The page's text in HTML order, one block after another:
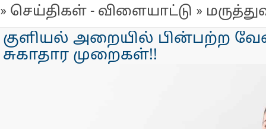
» செய்திகள் - விளையாட்டு »
குளியல் அறையில் பின்பற்ற
சுகாதார முறைகள்!!